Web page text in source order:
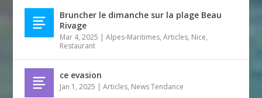
Bruncher le dimanche sur la plage Beau
Rivage
Mar 4, 2025 |Alpes-Maritimes,Articles, Nice,
Restaurant
ce evasion
Jan 1, 2025 |Articles, News Tendance